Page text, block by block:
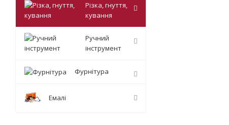
Різка, гнуття,
кування
Ручний
інструмент
Фурнітура
Емалі